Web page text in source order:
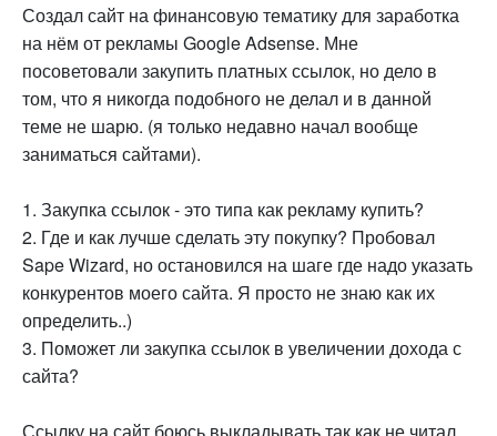
Создал сайт на финансовую тематику для заработка
на нём от рекламы Google Adsense. Мне
посоветовали закупить платных ссылок, но дело в
том, что я никогда подобного не делал и в данной
теме не шарю. (я только недавно начал вообще
заниматься сайтами).
1. Закупка ссылок - это типа как рекламу купить?
2. Где и как лучше сделать эту покупку? Пробовал
Sape Wizard, но остановился на шаге где надо указать
конкурентов моего сайта. Я просто не знаю как их
определить..)
3. Поможет ли закупка ссылок в увеличении дохода с
сайта?
Ссылку на сайт боюсь выкладывать так как не читал